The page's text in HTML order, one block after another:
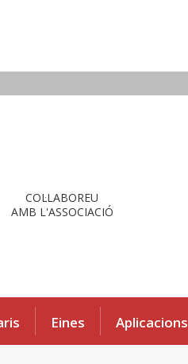
COL·LABOREU
AMB L'ASSOCIACIÓ
Eines Aplicacions